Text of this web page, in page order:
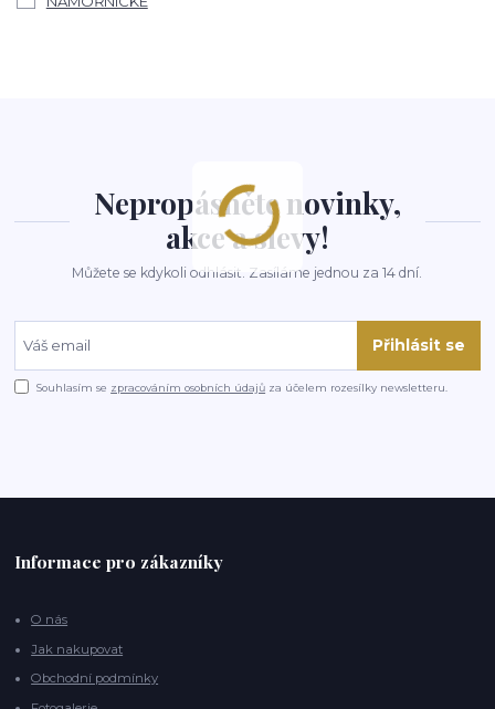
Nepropásněte novinky,
akce a slevy!
Můžete se kdykoli odhlásit. Zasíláme jednou za 14 dní.
Přihlásit se
Souhlasím se zpracováním osobních údajů za účelem rozesílky newsletteru.
Informace pro zákazníky
O nás
Jak nakupovat
Obchodní podmínky